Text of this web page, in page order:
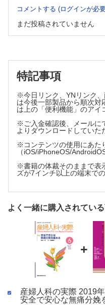
動態
症例
・BRCA1/BRCA2遺伝子
卵管卵巣摘出術p>
・甲状腺ペルオキシダー
レボチロキシンの効果
コメントする (ログインが必
まだ投稿されていません
特記事項
※今日リンク、YNリンク
は今後一部製品から順次対
は上の「便利機能」のアイ
※ご入金確認後、メールに
よりダウンロードしていた
※コンテンツの使用にあた
（iOS/iPhoneOS/
※書籍の体裁そのままで表
ズが7インチ以上の端末で
よく一緒に購入されてい
+
産婦人科の実際 2019
安全で安心な無痛分娩